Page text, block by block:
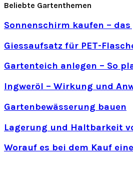
Beliebte Gartenthemen
Sonnenschirm kaufen –
Giessaufsatz für PET-
Gartenteich anlegen – So
Ingweröl – Wirkung und
Gartenbewässerung bauen
Lagerung und Haltbarkeit
Worauf es bei dem Kauf